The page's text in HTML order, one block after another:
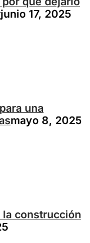
junio 17, 2025
una
mayo 8, 2025
la construcción